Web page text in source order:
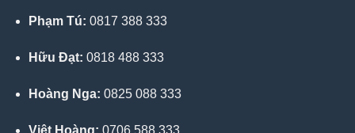
Phạm Tú: 0817 388 333
Hữu Đạt: 0818 488 333
Hoàng Nga: 0825 088 333
Việt Hoàng: 0706 588 333